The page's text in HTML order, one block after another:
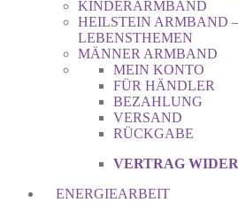
KINDERARMBAND
HEILSTEIN ARMBAND –
LEBENSTHEMEN
MÄNNER ARMBAND
MEIN KONTO
FÜR HÄNDLER
BEZAHLUNG
VERSAND
RÜCKGABE
VERTRAG
ENERGIEARBEIT